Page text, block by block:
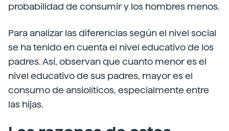
probabilidad de consumir y los hombres menos.
Para analizar las diferencias según el nivel social
se ha tenido en cuenta el nivel educativo de los
padres. Así, observan que cuanto menor es el
nivel educativo de sus padres, mayor es el
consumo de ansiolíticos, especialmente entre
las hijas.